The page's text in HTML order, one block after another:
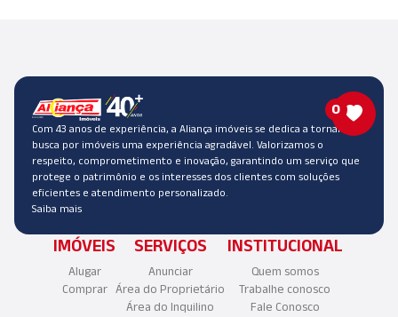
Com 43 anos de experiência, a Aliança imóveis se dedica a tornar a
busca por imóveis uma experiência agradável. Valorizamos o
respeito, comprometimento e inovação, garantindo um serviço que
protege o patrimônio e os interesses dos clientes com soluções
eficientes e atendimento personalizado.
Saiba mais
IMÓVEIS
Alugar
Comprar
SERVIÇOS
Anunciar
Área do Proprietário
Área do Inquilino
INSTITUCIONAL
Quem somos
Trabalhe conosco
Fale Conosco
0